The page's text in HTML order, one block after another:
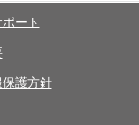
ート
護方針